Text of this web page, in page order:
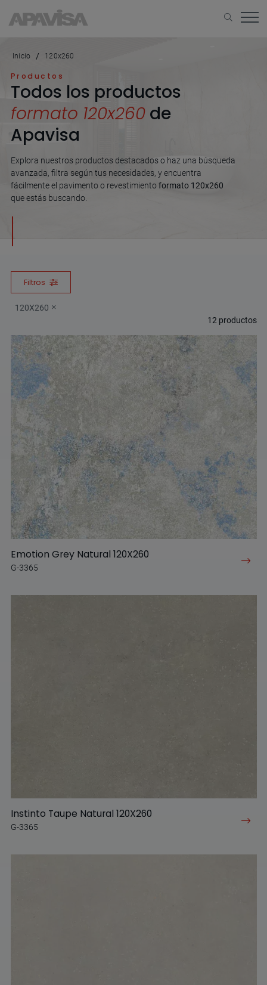
Inicio 120x260
Productos
Todos los productos
formato 120x260 de
Apavisa
Explora nuestros productos destacados o haz una búsqueda
avanzada, filtra según tus necesidades, y encuentra
fácilmente el pavimento o revestimiento formato 120x260
que estás buscando.
Filtros
120X260
12 productos
Emotion Grey Natural 120X260
G-3365
Instinto Taupe Natural 120X260
G-3365